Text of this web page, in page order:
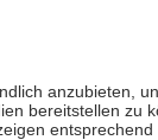
Stellung